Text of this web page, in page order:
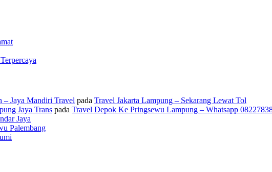
– Jaya Mandiri Travel pada Travel Jakarta Lampung – Sekarang Lewat Tol
Jaya Trans pada Travel Depok Ke Pringsewu Lampung – Whatsapp
Jaya
Palembang